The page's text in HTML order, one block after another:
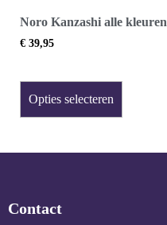
Noro Kanzashi alle kleuren
€ 39,95
Opties selecteren
Contact